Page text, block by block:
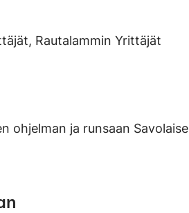
Rautalammin Yrittäjät
ohjelman ja runsaan